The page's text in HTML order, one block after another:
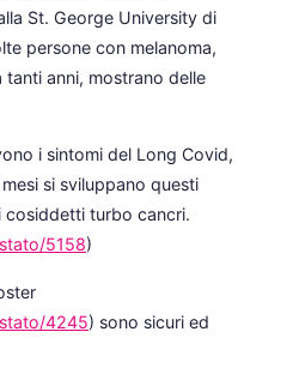
St. George University di
persone con melanoma,
anni, mostrano delle
i sintomi del Long Covid,
si sviluppano questi
cosiddetti turbo cancri.
5158)
4245) sono sicuri ed